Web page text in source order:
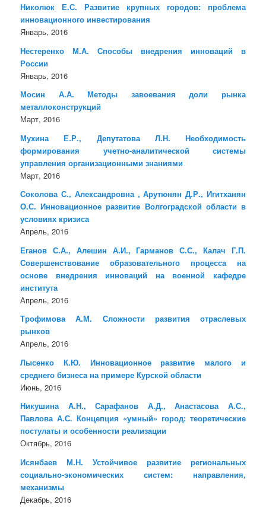
Николюк Е.С. Развитие крупных городов: проблема
инновационного инвестирования
Январь, 2016
Нестеренко М.А. Способы внедрения инноваций в
России
Январь, 2016
Мосин А.А. Методы завоевания доли рынка
металлоконструкций
Март, 2016
Мухина Е.Р., Депутатова Л.Н. Необходимость
формирования учетно-аналитической системы
управления организационными знаниями
Март, 2016
Соколова С., Александровна , Арутюнян Д.Р., Игитханян
О.С. Инновационное развитие Волгоградской области в
условиях кризиса
Апрель, 2016
Еганов С.А., Алешин А.И., Гарманов С.С., Калач Г.П.
Совершенствование образовательного процесса на
основе внедрения инноваций на военной кафедре
института
Апрель, 2016
Трофимова А.М. Сложности развития отраслевых
рынков
Апрель, 2016
Лысенко К.Ю. Инновационное развитие малого и
среднего бизнеса на примере Курской области
Июнь, 2016
Никушина А.Н., Сарафанов А.Д., Анастасова А.С.,
Павлова А.С. Концепция «умный» город: теоретические
постулаты и особенности реализации
Октябрь, 2016
Исянбаев М.Н. Устойчивое развитие региональных
социально-экономических систем: направления,
механизмы
Декабрь, 2016